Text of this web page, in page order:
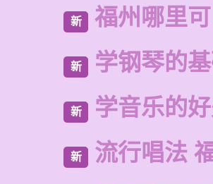
新 福州哪里
新 学钢琴的
新 学音乐的
新 流行唱法